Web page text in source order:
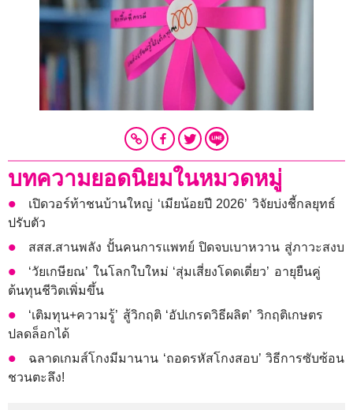
บทความยอดนิยมในหมวดหมู่
เปิดวอร์ท้าชนบ้านใหญ่ ‘เมียน้อยปี 2026’ วิจัยบ่งชี้กลยุทธ์
ปรับตัว
สสส.สานพลัง ปั้นคนการแพทย์ ปิดจบเบาหวาน สู่ภาวะสงบ
‘วัยเกษียณ’ ในโลกใบใหม่ ‘สุ่มเสี่ยงโดดเดี่ยว’ อายุยืนคู่
ต้นทุนชีวิตเพิ่มขึ้น
‘เติมทุน+ความรู้’ สู้วิกฤติ ‘อัปเกรดวิธีผลิต’ วิกฤติเกษตร
ปลดล็อกได้
ฉลาดเกมส์โกงมีมานาน ‘ถอดรหัสโกงสอบ’ วิธีการซับซ้อน
ชวนตะลึง!